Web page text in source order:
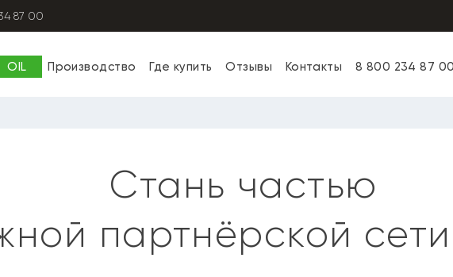
87 00
OIL Производство Где купить Отзывы Контакты 8 800 234 87 00
Стань частью
партнёрской